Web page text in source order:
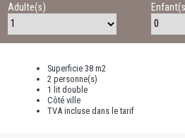
Adulte(s)
Superficie 38 m2
2 personne(s)
1 lit double
Côté ville
TVA incluse dans le tarif